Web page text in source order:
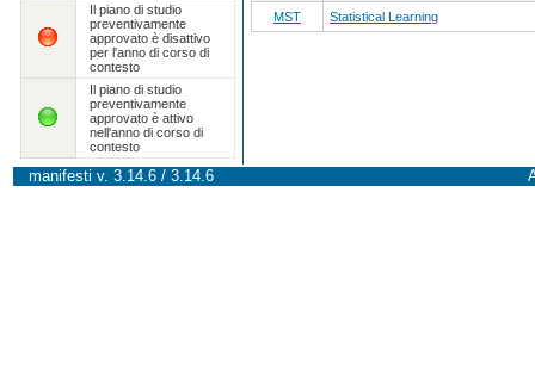
Il piano di studio
preventivamente
approvato è disattivo
per l'anno di corso di
contesto
Il piano di studio
preventivamente
approvato è attivo
nell'anno di corso di
contesto
MST Statistical Learning
manifesti v. 3.14.6 / 3.14.6